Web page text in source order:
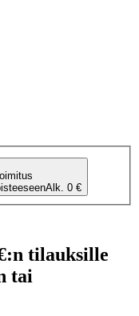
Alk. 0 €
tilauksille
tai